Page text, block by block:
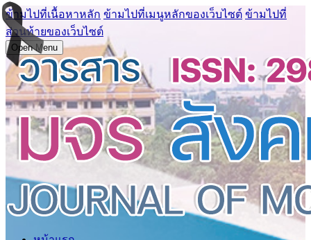
ข้ามไปที่เนื้อหาหลัก ข้ามไปที่เมนูหลักของเว็บไซต์ ข้ามไปที่
ส่วนท้ายของเว็บไซต์
Open Menu